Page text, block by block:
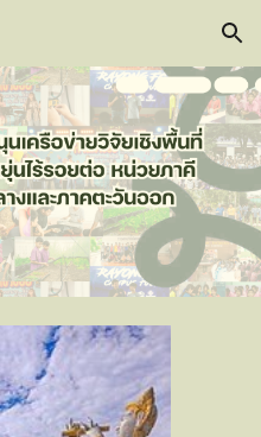
Skip to navigation